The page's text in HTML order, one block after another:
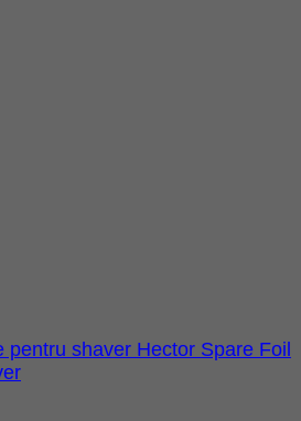
pentru shaver Hector Spare Foil